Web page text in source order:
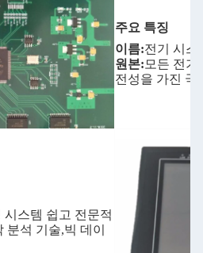
주요 특징
이름:전기 시스
원본: 모든 전
전성을 가진 국
스템 쉽고 전문적
분석 기술,빅 데이